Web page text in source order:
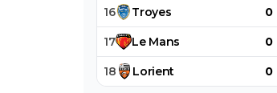
16 Troyes 0
17 Le Mans 0
18 Lorient 0